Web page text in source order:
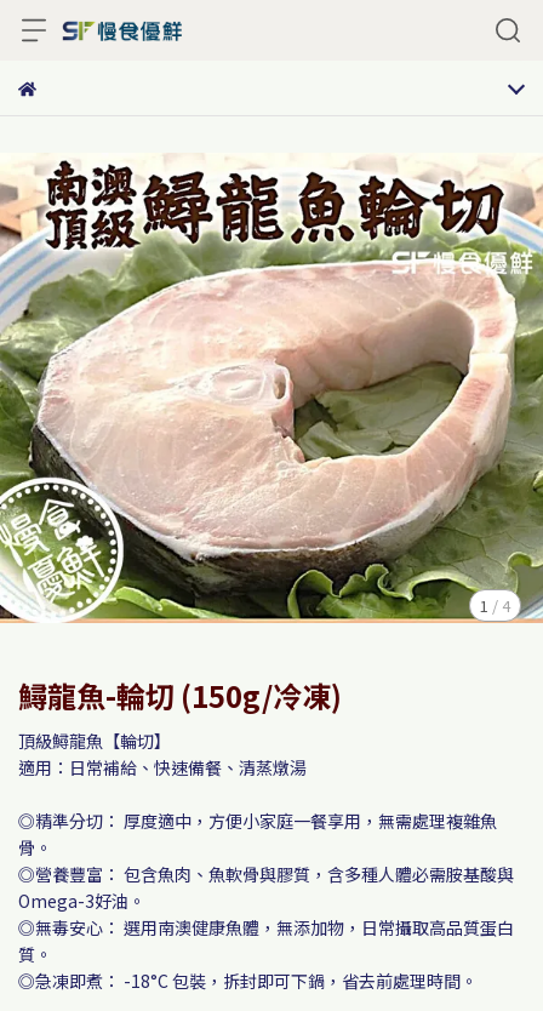
1 / 4
鱘龍魚-輪切 (150g/冷凍)
頂級鱘龍魚【輪切】
適用：日常補給、快速備餐、清蒸燉湯
◎精準分切： 厚度適中，方便小家庭一餐享用，無需處理複雜魚
骨。
◎營養豐富： 包含魚肉、魚軟骨與膠質，含多種人體必需胺基酸與
Omega-3好油。
◎無毒安心： 選用南澳健康魚體，無添加物，日常攝取高品質蛋白
質。
◎急凍即煮： -18°C 包裝，拆封即可下鍋，省去前處理時間。